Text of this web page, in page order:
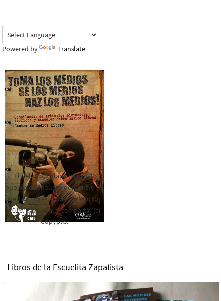
Powered by Translate
El Rebozo, Palapa Editorial,
publica este folleto del Centro de
Medios Libres. Esta es la edición
2016. Para rolar y compartir. (c)
Copyplis.
Libros de la Escuelita Zapatista